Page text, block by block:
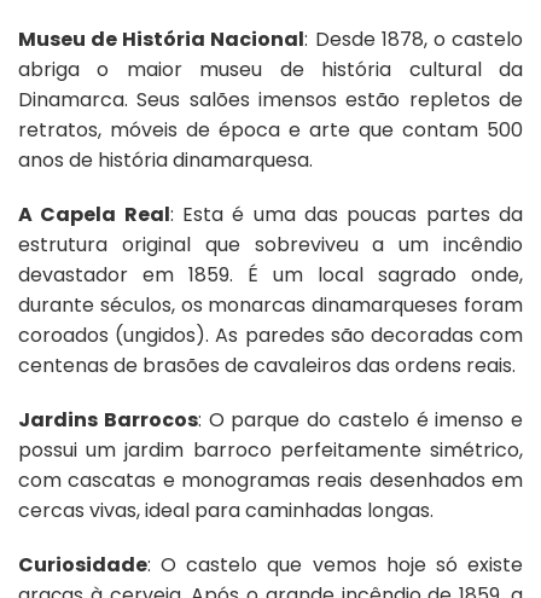
Museu de História Nacional: Desde 1878, o castelo
abriga o maior museu de história cultural da
Dinamarca. Seus salões imensos estão repletos de
retratos, móveis de época e arte que contam 500
anos de história dinamarquesa.
A Capela Real: Esta é uma das poucas partes da
estrutura original que sobreviveu a um incêndio
devastador em 1859. É um local sagrado onde,
durante séculos, os monarcas dinamarqueses foram
coroados (ungidos). As paredes são decoradas com
centenas de brasões de cavaleiros das ordens reais.
Jardins Barrocos: O parque do castelo é imenso e
possui um jardim barroco perfeitamente simétrico,
com cascatas e monogramas reais desenhados em
cercas vivas, ideal para caminhadas longas.
Curiosidade: O castelo que vemos hoje só existe